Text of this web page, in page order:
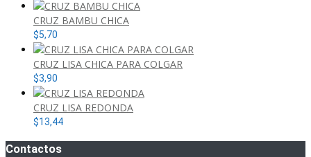
CRUZ BAMBU CHICA
$5,70
CRUZ LISA CHICA PARA COLGAR
$3,90
CRUZ LISA REDONDA
$13,44
Contactos